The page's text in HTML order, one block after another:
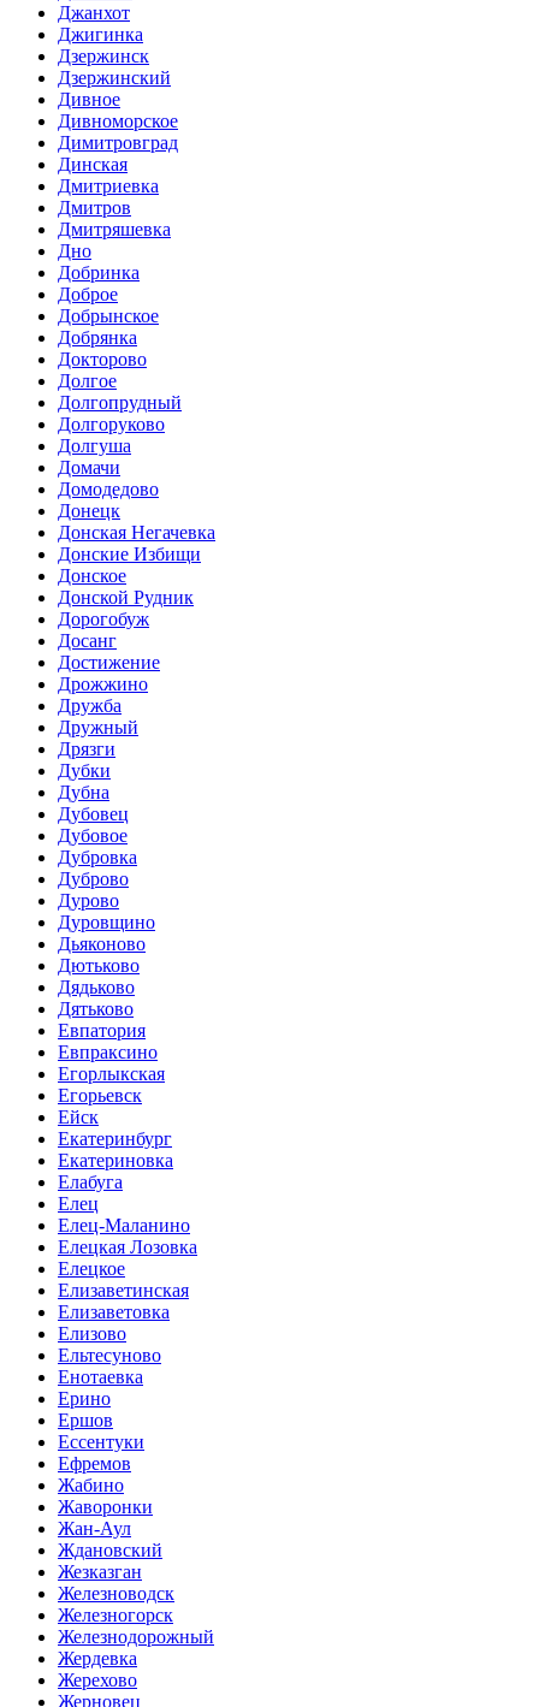
Джанхот
Джигинка
Дзержинск
Дзержинский
Дивное
Дивноморское
Димитровград
Динская
Дмитриевка
Дмитров
Дмитряшевка
Дно
Добринка
Доброе
Добрынское
Добрянка
Докторово
Долгое
Долгопрудный
Долгоруково
Долгуша
Домачи
Домодедово
Донецк
Донская Негачевка
Донские Избищи
Донское
Донской Рудник
Дорогобуж
Досанг
Достижение
Дрожжино
Дружба
Дружный
Дрязги
Дубки
Дубна
Дубовец
Дубовое
Дубровка
Дуброво
Дурово
Дуровщино
Дьяконово
Дютьково
Дядьково
Дятьково
Евпатория
Евпраксино
Егорлыкская
Егорьевск
Ейск
Екатеринбург
Екатериновка
Елабуга
Елец
Елец-Маланино
Елецкая Лозовка
Елецкое
Елизаветинская
Елизаветовка
Елизово
Ельтесуново
Енотаевка
Ерино
Ершов
Ессентуки
Ефремов
Жабино
Жаворонки
Жан-Аул
Ждановский
Жезказган
Железноводск
Железногорск
Железнодорожный
Жердевка
Жерехово
Жерновец